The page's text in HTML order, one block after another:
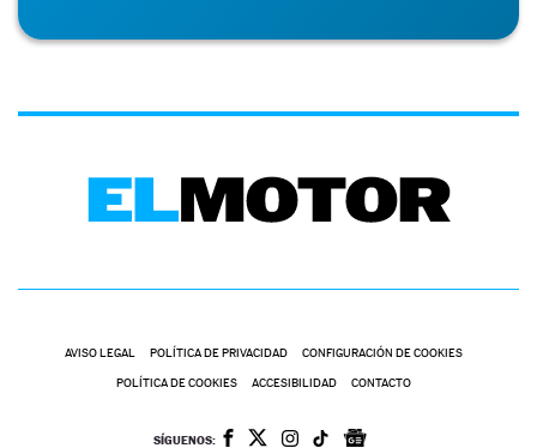
AVISO LEGAL POLÍTICA DE PRIVACIDAD CONFIGURACIÓN DE COOKIES
POLÍTICA DE COOKIES ACCESIBILIDAD CONTACTO
SÍGUENOS: